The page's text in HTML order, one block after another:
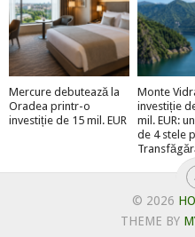
Mercure debutează la
Oradea printr-o
investiție de 15 mil. EUR
Monte
investiție
mil. EUR:
de 4 stele
© 2026
THEME BY